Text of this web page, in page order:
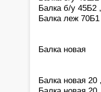
Балка б/у 45Б2
Балка леж
Балка новая
Балка новая